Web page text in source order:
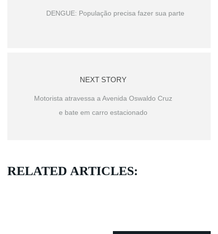
DENGUE: População precisa fazer sua parte
NEXT STORY
Motorista atravessa a Avenida Oswaldo Cruz
e bate em carro estacionado
RELATED ARTICLES: